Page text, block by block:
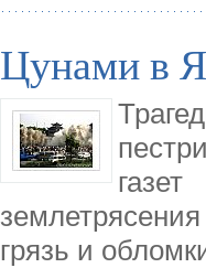
Цунами в
грязь и